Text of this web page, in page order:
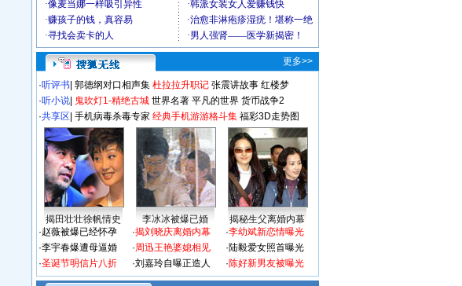
更多>>
·听评书 郭德纲对口相声集 杜拉拉升职记 张震讲故事 红楼梦
·听小说 鬼吹灯1-精绝古城 世界名著 平凡的世界 货币战争2
·共享区 手机病毒杀毒专家 经典手机游游格斗集 福彩3D走势图
揭田壮壮徐帆情史 李冰冰被爆已婚
揭秘生父离婚内幕
·赵薇被爆已经怀孕
·李宇春爆遭母逼婚
·圣诞节明信片八折
·揭刘晓庆离婚内幕
·周迅王艳婆媳相见
·刘嘉玲自曝正造人
·李幼斌新恋情曝光
·陆毅爱女照首曝光
·陈好新男友被曝光